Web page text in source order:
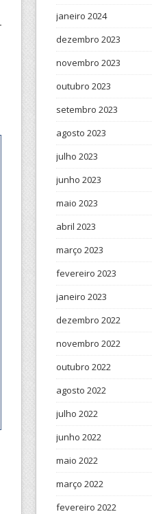
janeiro 2024
dezembro 2023
novembro 2023
outubro 2023
setembro 2023
agosto 2023
julho 2023
junho 2023
maio 2023
abril 2023
março 2023
fevereiro 2023
janeiro 2023
dezembro 2022
novembro 2022
outubro 2022
agosto 2022
julho 2022
junho 2022
maio 2022
março 2022
fevereiro 2022